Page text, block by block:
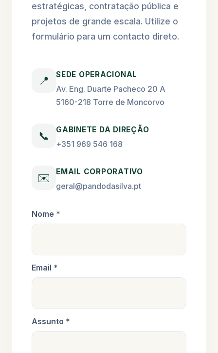
estratégicas, contratação pública e
projetos de grande escala. Utilize o
formulário para um contacto direto.
📍 SEDE OPERACIONAL
Av. Eng. Duarte Pacheco 20 A
5160-218 Torre de Moncorvo
📞 GABINETE DA DIREÇÃO
+351 969 546 168
✉️ EMAIL CORPORATIVO
geral@pandodasilva.pt
Nome *
Email *
Assunto *